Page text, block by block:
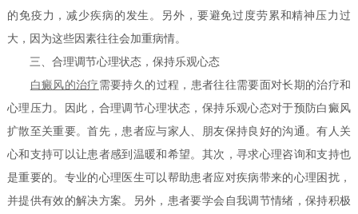
的免疫力，减少疾病的发生。另外，要避免过度劳累和精神压力过
大，因为这些因素往往会加重病情。
三、合理调节心理状态，保持乐观心态
白癜风的治疗 需要持久的过程，患者往往需要面对长期的治疗和
心理压力。因此，合理调节心理状态，保持乐观心态对于预防白癜风
扩散至关重要。首先，患者应与家人、朋友保持良好的沟通。有人关
心和支持可以让患者感到温暖和希望。其次，寻求心理咨询和支持也
是重要的。专业的心理医生可以帮助患者应对疾病带来的心理困扰，
并提供有效的解决方案。另外，患者要学会自我调节情绪，保持积极